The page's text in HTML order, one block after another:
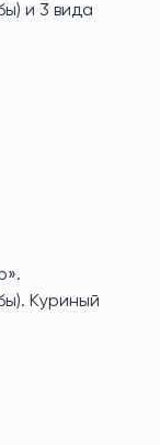
и 3 вида
Куриный